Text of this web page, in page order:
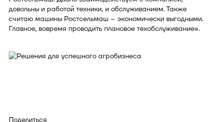
довольны и работой техники, и обслуживанием. Также
считаю машины Ростсельмаш – экономически выгодными.
Главное, вовремя проводить плановое техобслуживание».
Поделиться